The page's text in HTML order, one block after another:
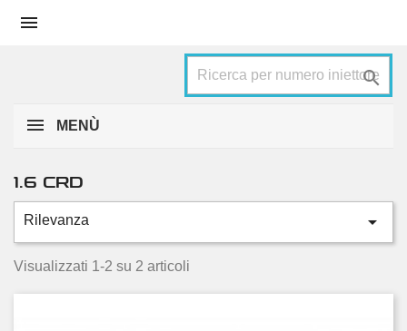


MENÙ
88 KW, 120 HP 2
1.6 CRD
Rilevanza 
Visualizzati 1-2 su 2 articoli